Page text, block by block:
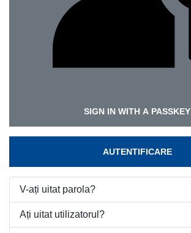
SIGN IN WITH A PASSKEY
AUTENTIFICARE
V-ați uitat parola?
Ați uitat utilizatorul?